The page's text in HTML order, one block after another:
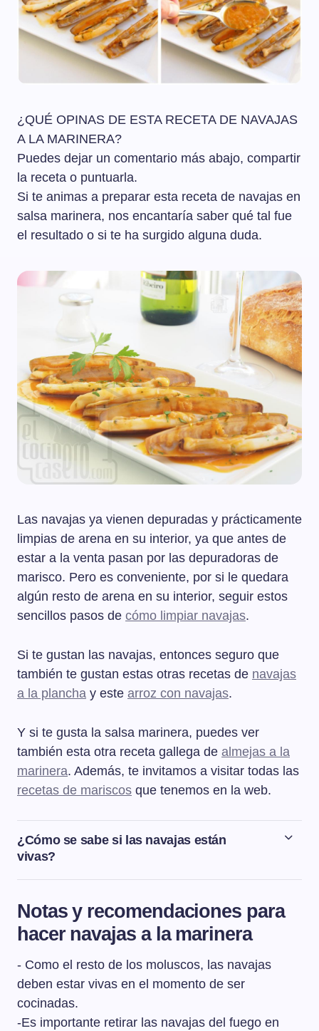
¿QUÉ OPINAS DE ESTA RECETA DE NAVAJAS
A LA MARINERA?
Puedes dejar un comentario más abajo, compartir
la receta o puntuarla.
Si te animas a preparar esta receta de navajas en
salsa marinera, nos encantaría saber qué tal fue
el resultado o si te ha surgido alguna duda.
Las navajas ya vienen depuradas y prácticamente
limpias de arena en su interior, ya que antes de
estar a la venta pasan por las depuradoras de
marisco. Pero es conveniente, por si le quedara
algún resto de arena en su interior, seguir estos
sencillos pasos de cómo limpiar navajas.
Si te gustan las navajas, entonces seguro que
también te gustan estas otras recetas de navajas
a la plancha y este arroz con navajas.
Y si te gusta la salsa marinera, puedes ver
también esta otra receta gallega de almejas a la
marinera. Además, te invitamos a visitar todas las
recetas de mariscos que tenemos en la web.
¿Cómo se sabe si las navajas están
vivas?
Para saber que las navajas están vivas tenemos que
no esté rota, si la concha está rota hay que desechar
esa navaja. Y la otra cuestión es comprobar que se
mueven al tocarlas, si la navaja no se mueve significa
que está muerta y también debemos desecharla. Una
vez nos pongamos a cocinarlas, desecharemos las
navajas que no se abran.
Notas y recomendaciones para
hacer navajas a la marinera
- Como el resto de los moluscos, las navajas
deben estar vivas en el momento de ser
cocinadas.
-Es importante retirar las navajas del fuego en